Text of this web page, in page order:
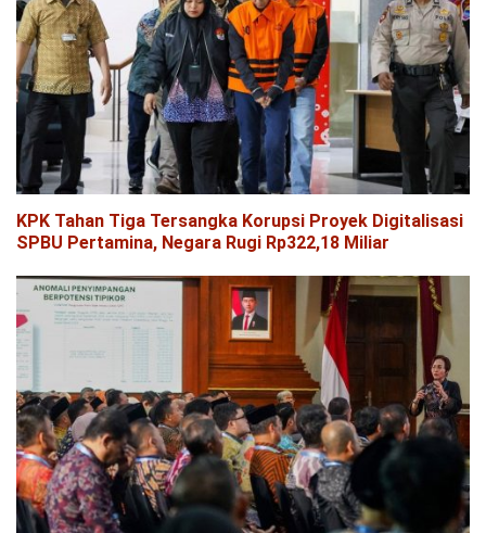
KPK Tahan Tiga Tersangka Korupsi Proyek Digitalisasi
SPBU Pertamina, Negara Rugi Rp322,18 Miliar